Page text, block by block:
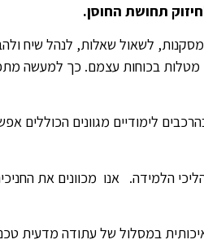
תחושת החוסן.
לשאול שאלות, לנהל שיח
עם מטלות בכוחות עצמם. כך
לימודיים מגוונים הכוללים
הלמידה. אנו מכוונים את
במסלול של עתודה מדעית